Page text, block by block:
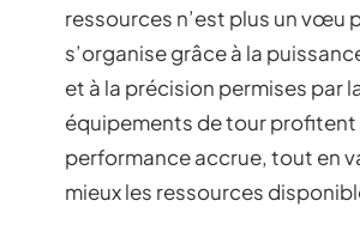
ressources n’est plus un vœu
s’organise grâce à la
et à la précision permises par
équipements de tour profitent
performance accrue, tout en
mieux les ressources